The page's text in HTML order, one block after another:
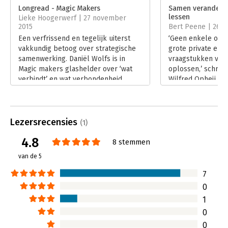
oprichter Raad van Stuur.
Verschijningsdatum:
18-11-2015
Hoofdrubriek: Verandermanagement
Longread - Magic Makers
Lieke Hoogerwerf | 27 november
2015
Een verfrissend en tegelijk uiterst
vakkundig betoog over strategische
samenwerking. Daniël Wolfs is in
Magic makers glashelder over ‘wat
verbindt’ en wat verbondenheid
Samen
lessen
Bert Peene | 26
‘Geen enkele
grote private en
vraagstukken
oplossen,’
Wilfred Opheij in
nodig.’
Lezersrecensies (1)
4.8
van de 5
8 stemmen
7
0
1
0
0